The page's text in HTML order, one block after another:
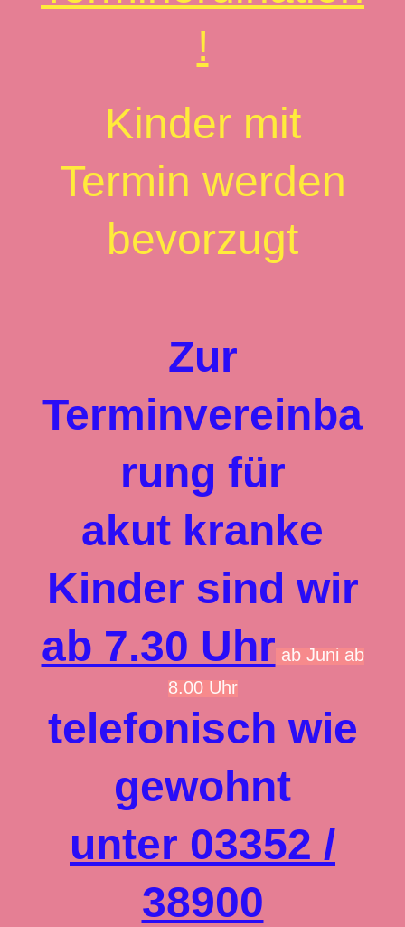
!
Kinder mit
Termin werden
bevorzugt
Zur
Terminvereinba
rung für
akut kranke
Kinder sind wir
ab 7.30 Uhr ab Juni ab
8.00 Uhr
telefonisch wie
gewohnt
unter 03352 /
38900